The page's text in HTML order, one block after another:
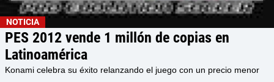
NOTICIA
PES 2012 vende 1 millón de copias en
Latinoamérica
Konami celebra su éxito relanzando el juego con un precio menor